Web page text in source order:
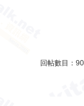
回帖數目： 90